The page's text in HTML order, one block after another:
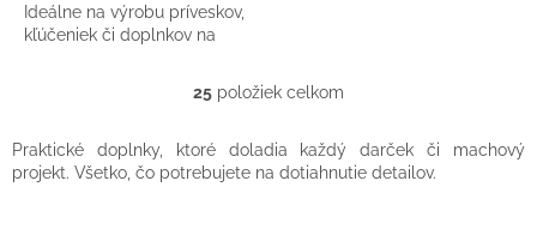
Ideálne na výrobu príveskov,
kľúčeniek či doplnkov na
O
l
á
25 položiek celkom
Praktické doplnky, ktoré doladia každý darček či machový
projekt. Všetko, čo potrebujete na dotiahnutie detailov.